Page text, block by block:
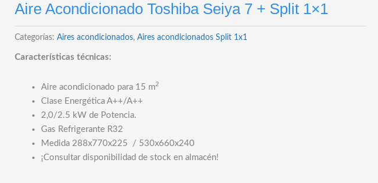
Aire Acondicionado Toshiba Seiya 7 + Split 1×1
Categorías:Aires acondicionados,Aires acondicionados Split 1x1
Características técnicas:
Aire acondicionado para 15 m2
Clase Energética A++/A++
2,0/2.5 kW de Potencia.
Gas Refrigerante R32
Medida 288x770x225 / 530x660x240
¡Consultar disponibilidad de stock en almacén!